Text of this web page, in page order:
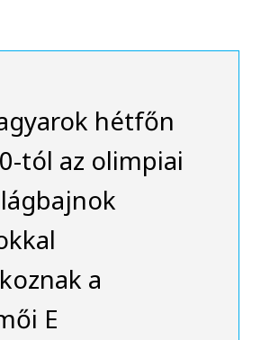
hétfőn
tól az olimpiai
a
E